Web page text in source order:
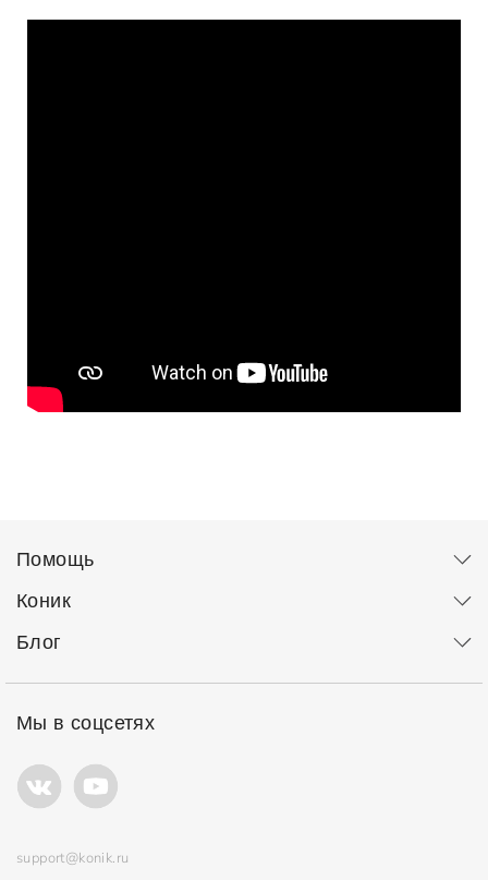
Помощь
Коник
Блог
Мы в соцсетях
support@konik.ru